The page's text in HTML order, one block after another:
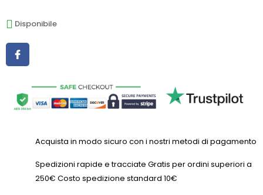
Disponibile
Acquista in modo sicuro con i nostri metodi di pagamento
Spedizioni rapide e tracciate Gratis per ordini superiori a
250€ Costo spedizione standard 10€